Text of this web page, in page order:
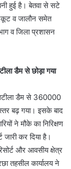
हुई है। बेतवा से सटे
व जालौन समेत
व जिला प्रशासन
डैम से छोड़ा गया
डैम से 360000
बढ़ गया। इसके बाद
ने मौके का निरिक्षण
कर दिया है।
और आवसीय क्षेत्र
तहसील कार्यालय ने